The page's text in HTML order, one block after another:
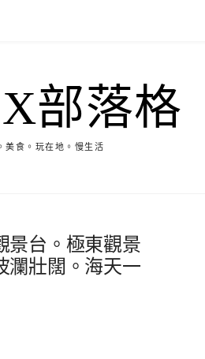
部落格
美食。玩在地。慢生活
景台。極東觀景
瀾壯闊。海天一